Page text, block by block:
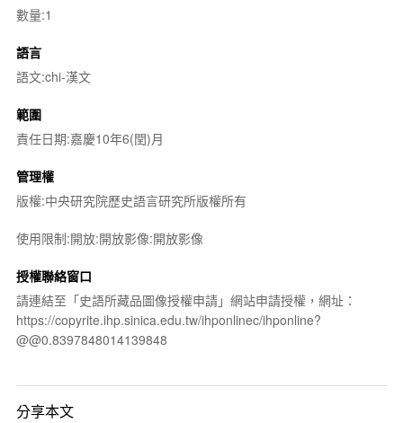
數量:1
語言
語文:chi-漢文
範圍
責任日期:嘉慶10年6(閏)月
管理權
版權:中央研究院歷史語言研究所版權所有
使用限制:開放:開放影像:開放影像
授權聯絡窗口
請連結至「史語所藏品圖像授權申請」網站申請授權，網址：
https://copyrite.ihp.sinica.edu.tw/ihponlinec/ihponline?
@@0.8397848014139848
分享本文